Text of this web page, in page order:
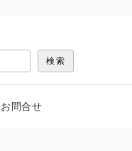
検索
お問合せ